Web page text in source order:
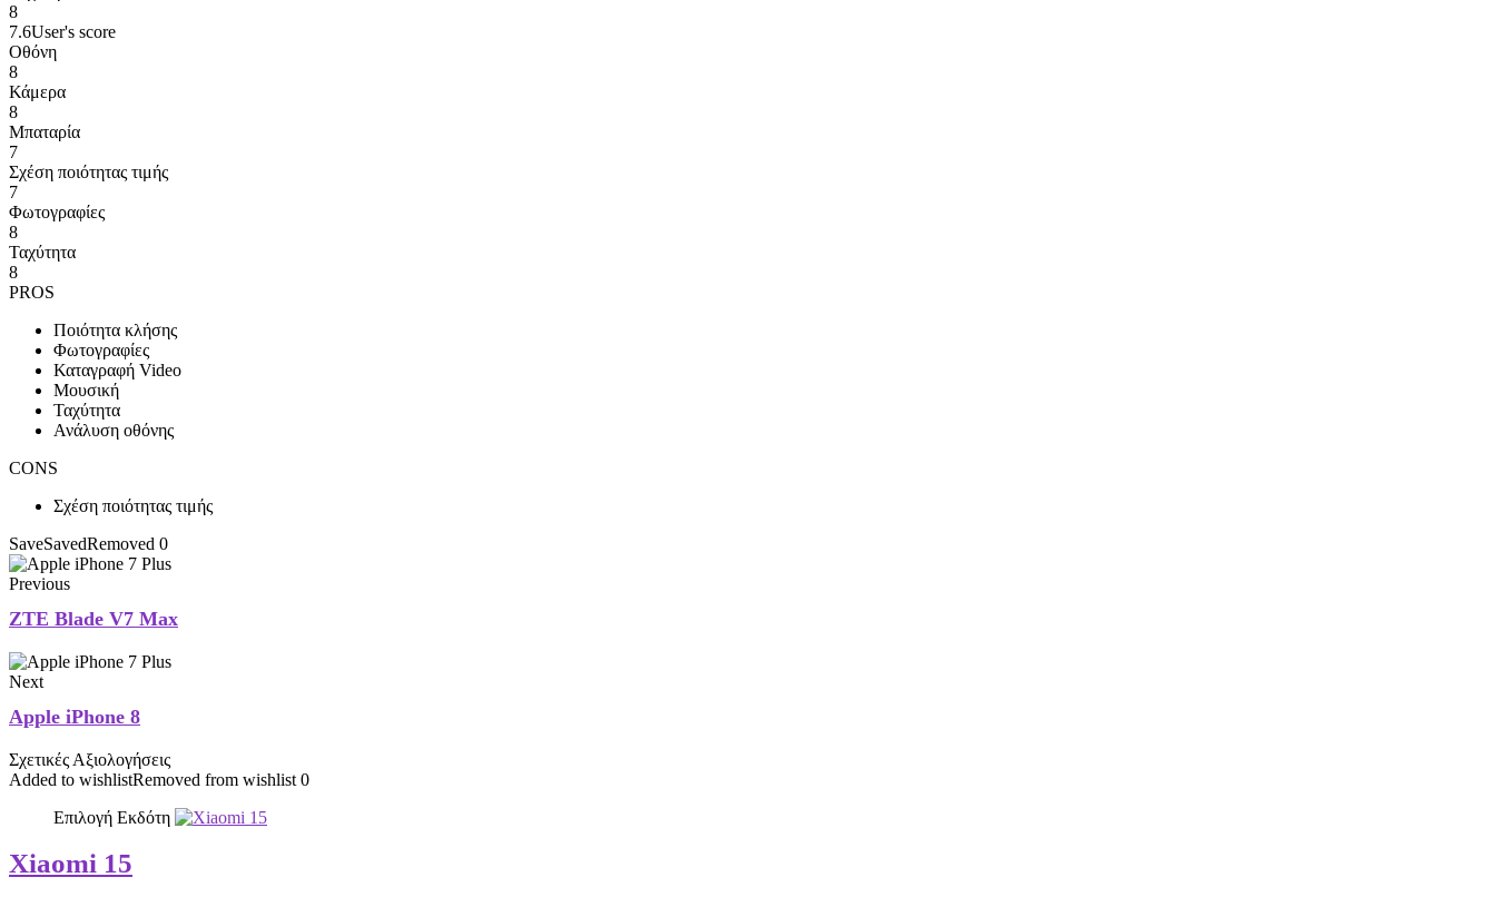
8
7.6User's score
Οθόνη
8
Κάμερα
8
Μπαταρία
7
Σχέση ποιότητας τιμής
7
Φωτογραφίες
8
Ταχύτητα
8
PROS
Ποιότητα κλήσης
Φωτογραφίες
Καταγραφή Video
Μουσική
Ταχύτητα
Ανάλυση οθόνης
CONS
Σχέση ποιότητας τιμής
SaveSavedRemoved 0
Previous
ZTE Blade V7 Max
Next
Apple iPhone 8
Σχετικές Αξιολογήσεις
Added to wishlistRemoved from wishlist 0
Επιλογή Εκδότη
Xiaomi 15